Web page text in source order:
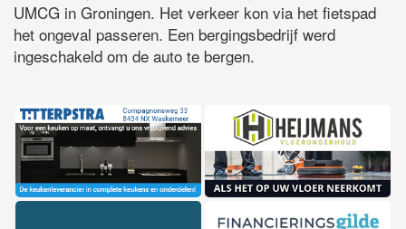
UMCG in Groningen. Het verkeer kon via het fietspad
het ongeval passeren. Een bergingsbedrijf werd
ingeschakeld om de auto te bergen.